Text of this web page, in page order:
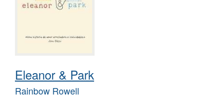
Eleanor & Park
Rainbow Rowell